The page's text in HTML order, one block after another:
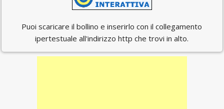
Puoi scaricare il bollino e inserirlo con il collegamento
ipertestuale all'indirizzo http che trovi in alto.